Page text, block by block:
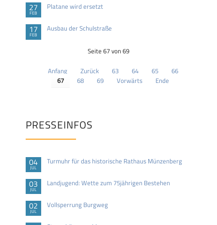
27
FEB
Platane wird ersetzt
17
FEB
Ausbau der Schulstraße
Seite 67 von 69
Anfang Zurück 63 64 65
66
67
68 69 Vorwärts Ende
PRESSEINFOS
04
JUL
Turmuhr für das historische Rathaus Münzenberg
03
JUL
Landjugend: Wette zum 75jährigen Bestehen
02
JUL
Vollsperrung Burgweg